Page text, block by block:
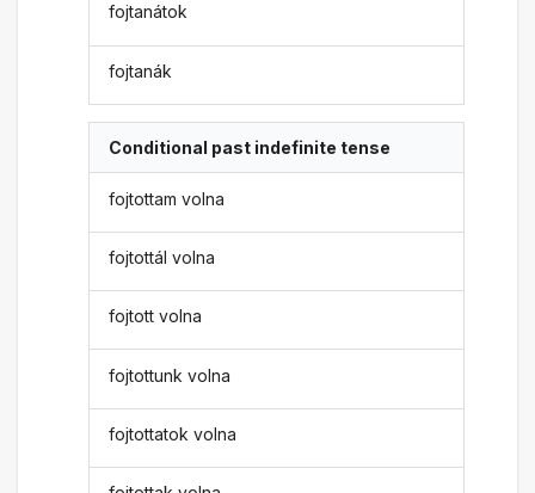
fojtanátok
fojtanák
Conditional past indefinite tense
fojtottam volna
fojtottál volna
fojtott volna
fojtottunk volna
fojtottatok volna